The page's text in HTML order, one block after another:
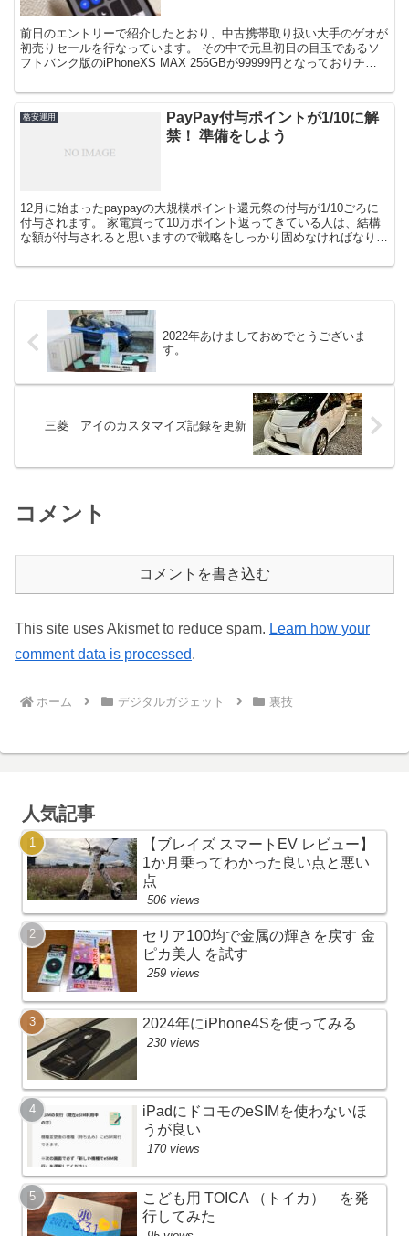
前日のエントリーで紹介したとおり、中古携帯取り扱い大手のゲオが
初売りセールを行なっています。 その中で元旦初日の目玉であるソ
フトバンク版のiPhoneXS MAX 256GBが99999円となっておりチャ
格安運用
PayPay付与ポイントが1/10に解
禁！ 準備をしよう
12月に始まったpaypayの大規模ポイント還元祭の付与が1/10ごろに
付与されます。 家電買って10万ポイント返ってきている人は、結構
な額が付与されると思いますので戦略をしっかり固めなければなりま
2022年あけましておめでとうございま
す。
三菱 アイのカスタマイズ記録を更新
コメント
コメントを書き込む
This site uses Akismet to reduce spam. Learn how your
comment data is processed.
ホーム デジタルガジェット 裏技
人気記事
【ブレイズ スマートEV レビュー】
1か月乗ってわかった良い点と悪い
点
506 views
セリア100均で金属の輝きを戻す 金
ピカ美人 を試す
259 views
2024年にiPhone4Sを使ってみる
230 views
iPadにドコモのeSIMを使わないほ
うが良い
170 views
こども用 TOICA （トイカ） を発
行してみた